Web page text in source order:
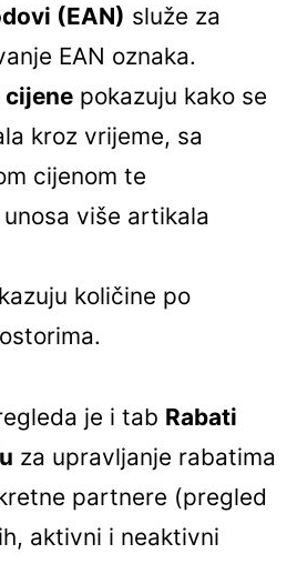
(EAN) služe za
EAN oznaka.
cijenepokazuju kako se
kroz vrijeme, sa
cijenom te
više artikala
količine po
je i tab Rabati
za upravljanje rabatima
partnere (pregled
aktivni i neaktivni